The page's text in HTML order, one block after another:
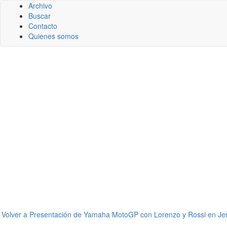
Archivo
Buscar
Contacto
Quienes somos
Volver a Presentación de Yamaha MotoGP con Lorenzo y Rossi en